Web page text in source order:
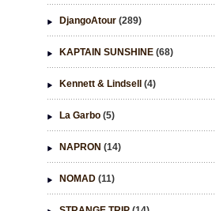
DjangoAtour (289)
KAPTAIN SUNSHINE (68)
Kennett & Lindsell (4)
La Garbo (5)
NAPRON (14)
NOMAD (11)